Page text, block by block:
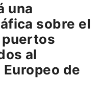
una
sobre el
al
de